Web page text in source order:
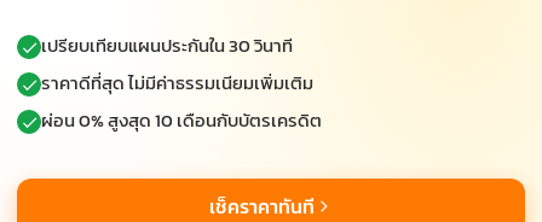
เปรียบเทียบแผนประกันใน 30 วินาที
ราคาดีที่สุด ไม่มีค่าธรรมเนียมเพิ่มเติม
ผ่อน 0% สูงสุด 10 เดือนกับบัตรเครดิต
เช็คราคาทันที